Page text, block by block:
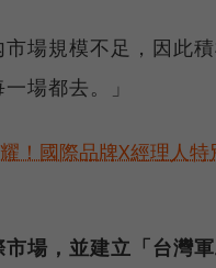
場規模不足，因此
場都去。」
！國際品牌X經理人
場，並建立「台灣軍